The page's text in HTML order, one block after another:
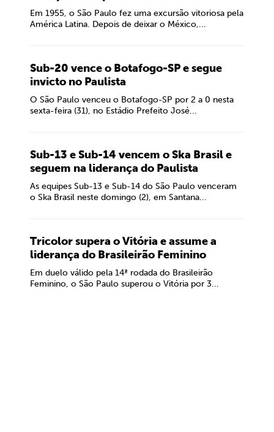
Em 1955, o São Paulo fez uma excursão vitoriosa pela
América Latina. Depois de deixar o México,...
Sub-20 vence o Botafogo-SP e segue
invicto no Paulista
O São Paulo venceu o Botafogo-SP por 2 a 0 nesta
sexta-feira (31), no Estádio Prefeito José...
Sub-13 e Sub-14 vencem o Ska Brasil e
seguem na liderança do Paulista
As equipes Sub-13 e Sub-14 do São Paulo venceram
o Ska Brasil neste domingo (2), em Santana...
Tricolor supera o Vitória e assume a
liderança do Brasileirão Feminino
Em duelo válido pela 14ª rodada do Brasileirão
Feminino, o São Paulo superou o Vitória por 3...